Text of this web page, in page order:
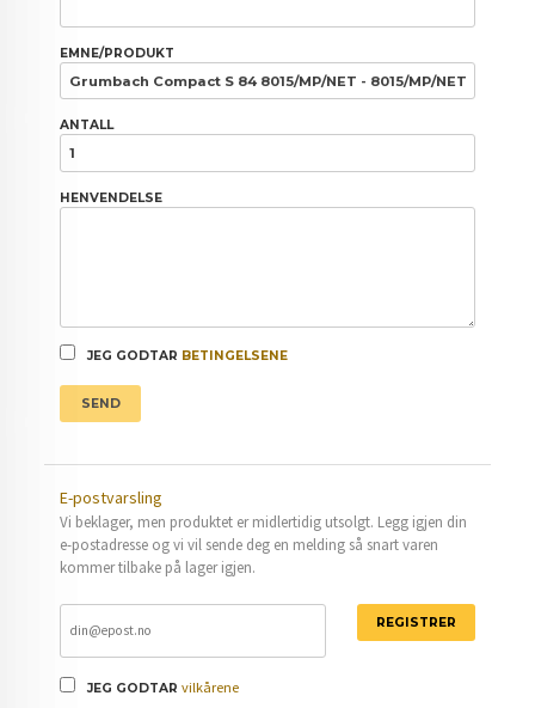
EMNE/PRODUKT
ANTALL
HENVENDELSE
JEG GODTAR BETINGELSENE
SEND
E-postvarsling
Vi beklager, men produktet er midlertidig utsolgt. Legg igjen din
e-postadresse og vi vil sende deg en melding så snart varen
kommer tilbake på lager igjen.
JEG GODTAR vilkårene
REGISTRER